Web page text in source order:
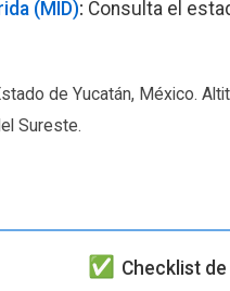
(MID): Consulta el
de Yucatán, México.
Sureste.
Checklist de